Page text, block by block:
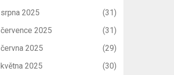
srpna 2025
(31)
července 2025
(31)
června 2025
(29)
května 2025
(30)